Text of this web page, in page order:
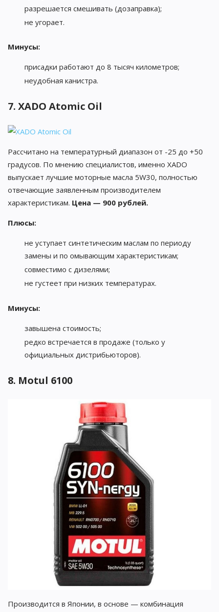
разрешается смешивать (дозаправка);
не угорает.
Минусы:
присадки работают до 8 тысяч километров;
неудобная канистра.
7. XADO Atomic Oil
Рассчитано на температурный диапазон от -25 до +50
градусов. По мнению специалистов, именно XADO
выпускает лучшие моторные масла 5W30, полностью
отвечающие заявленным производителем
характеристикам. Цена — 900 рублей.
Плюсы:
не уступает синтетическим маслам по периоду
замены и по омывающим характеристикам;
совместимо с дизелями;
не густеет при низких температурах.
Минусы:
завышена стоимость;
редко встречается в продаже (только у
официальных дистрибьюторов).
8. Motul 6100
Производится в Японии, в основе — комбинация